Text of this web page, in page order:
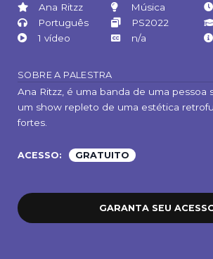
Ana Ritzz Música
Português
PS2022
1 vídeo
n/a
SOBRE A PALESTRA
Ana Ritzz, é uma banda de uma pessoa
um show repleto de uma estética
fortes.
ACESSO: GRATUITO
GARANTA SEU